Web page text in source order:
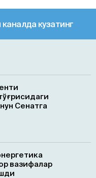
кузатинг
Сенатга
вазифалар